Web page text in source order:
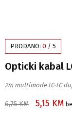
PRODANO: 0 / 5
Opticki kabal
2m multimode LC-LC
6,75KM 5,15 KM